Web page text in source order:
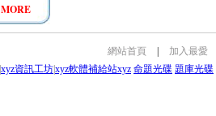
MORE
網站首頁
加入最愛
xyz資訊工坊xyz軟體補給站xyz 命題光碟 題庫光碟